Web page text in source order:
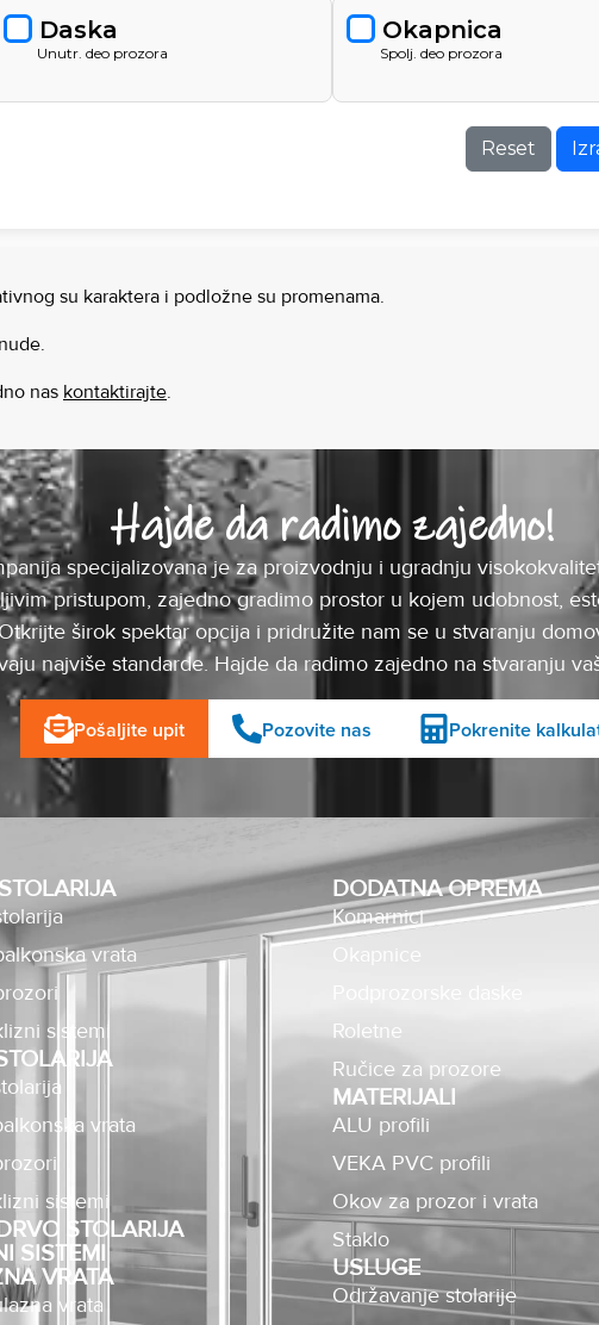
Daska
Unutr. deo prozora
Okapnica
Spolj. deo prozora
Reset
su karaktera i podložne su promenama.
nas kontaktirajte.
Hajde da radimo zajedno!
specijalizovana je za proizvodnju i ugradnju
pristupom, zajedno gradimo prostor u kojem udobnost,
širok spektar opcija i pridružite nam se u stvaranju
najviše standarde. Hajde da radimo zajedno na stvaranju
Pošaljite upit Pozovite nas Pokrenite
vrata
sistemi
vrata
sistemi
STOLARIJA
SISTEMI
VRATA
vrata
DODATNA OPREMA
Komarnici
Okapnice
Roletne
Ručice za prozore
MATERIJALI
ALU profili
VEKA PVC profili
Okov za prozor i vrata
Staklo
USLUGE
Održavanje stolarije